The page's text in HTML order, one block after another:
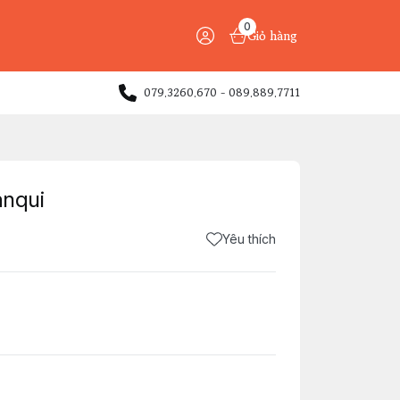
0
Giỏ hàng
079.3260.670 - 089.889.7711
Yêu thích